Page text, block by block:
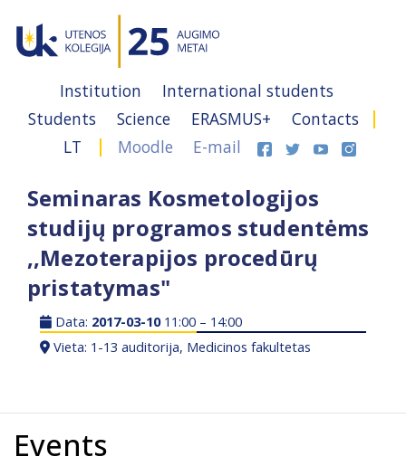
Institution
International students
Students
Science ERASMUS+
Contacts
LT
Moodle E-mail
Seminaras Kosmetologijos
studijų programos studentėms
,,Mezoterapijos procedūrų
pristatymas"
Data: 2017-03-1011:00 – 14:00
Vieta: 1-13 auditorija, Medicinos fakultetas
Events